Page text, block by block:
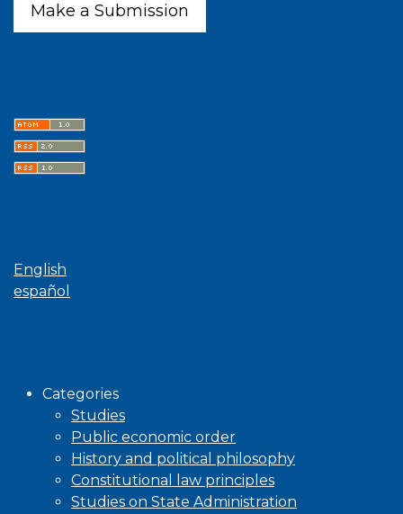
Make a Submission
English
español
Categories
Studies
Public economic order
History and political philosophy
Constitutional law principles
Studies on State Administration